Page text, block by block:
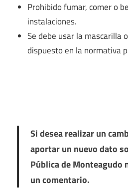
Prohibido fumar, comer o
instalaciones.
Se debe usar la mascarilla
dispuesto en la normativa
Si desea realizar un
aportar un nuevo dato
Pública de Monteagudo
un comentario.